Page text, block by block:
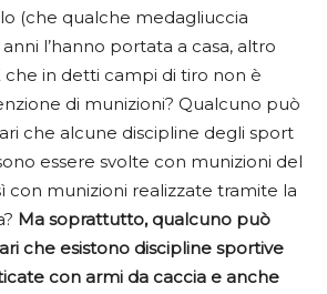
(che qualche medagliuccia
l’hanno portata a casa, altro
che in detti campi di tiro non è
di munizioni? Qualcuno può
che alcune discipline degli sport
essere svolte con munizioni del
con munizioni realizzate tramite la
Ma soprattutto, qualcuno può
che esistono discipline sportive
con armi da caccia e anche